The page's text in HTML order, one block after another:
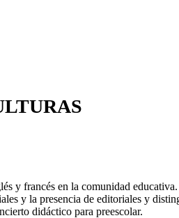
francés en la comunidad
y la presencia de editoriales y
didáctico para preescolar.